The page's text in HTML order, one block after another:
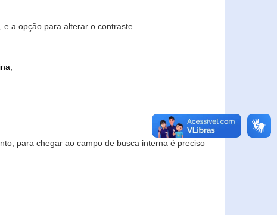
a opção para alterar o contraste.
para chegar ao campo de busca interna é preciso